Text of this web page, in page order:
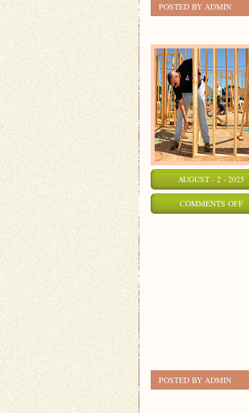
POSTED BY ADMIN
AUGUST - 2 - 2025
COMMENTS OFFON
POSTED BY ADMIN